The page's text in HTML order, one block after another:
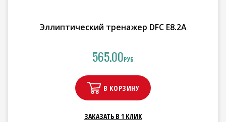
Эллиптический тренажер DFC E8.2A
565.00РУБ
В КОРЗИНУ
ЗАКАЗАТЬ В 1 КЛИК